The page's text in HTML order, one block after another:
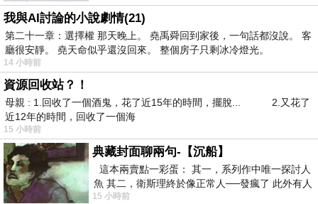
我與AI討論的小說劇情(21)
第二十一章：選擇權 那天晚上。 堯禹舜回到家後，一句話都沒說。 客
廳很安靜。 堯天命似乎還沒回來。 整個房子只剩冰冷燈光。
14 小時前
資源回收站？！
母親 : 1.回收了一個酒鬼，花了近15年的時間，擺脫... 2.又花了
近12年的時間，回收了一個海
15 小時前
典藏封面聊兩句-【沉船】
這本兩賣點一彩蛋： 其一，系列作中唯一探討人
魚 其二，衛斯理終於像正常人──發瘋了 此外有人
在南極打死北極熊（@《地心
15 小時前